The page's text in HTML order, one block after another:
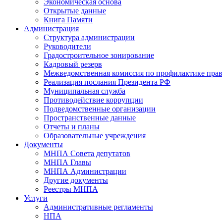
Экономическая основа
Открытые данные
Книга Памяти
Администрация
Структура администрации
Руководители
Градостроительное зонирование
Кадровый резерв
Межведомственная комиссия по профилактике
Реализация послания Президента РФ
Муниципальная служба
Противодействие коррупции
Подведомственные организации
Пространственные данные
Отчеты и планы
Образовательные учреждения
Документы
МНПА Совета депутатов
МНПА Главы
МНПА Администрации
Другие документы
Реестры МНПА
Услуги
Административные регламенты
НПА